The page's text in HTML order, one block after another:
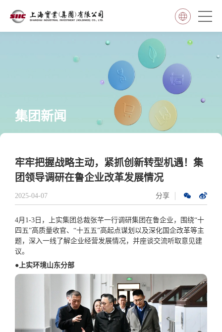
集团新闻
牢牢把握战略主动，紧抓创新转型机遇！集
团领导调研在鲁企业改革发展情况
2025-04-07 分享
4月1-3日，上实集团总裁张芊一行调研集团在鲁企业，围绕“十
四五”高质量收官、“十五五”高起点谋划以及深化国企改革等主
题，深入一线了解企业经营发展情况，并座谈交流听取意见建
议。
●上实环境山东分部